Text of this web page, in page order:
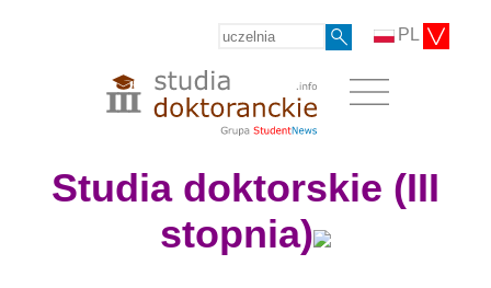
PL
Studia doktorskie (III
stopnia)